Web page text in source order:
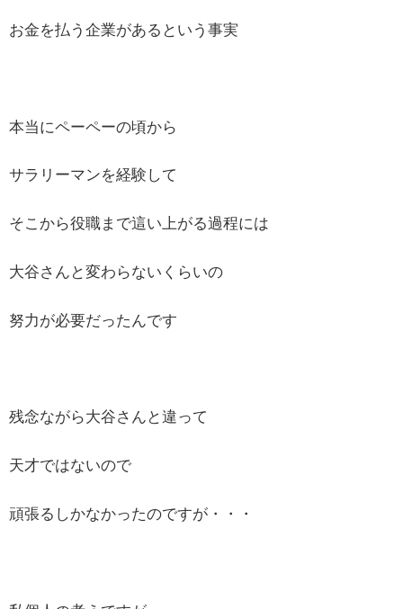
お金を払う企業があるという事実
本当にペーペーの頃から
サラリーマンを経験して
そこから役職まで這い上がる過程には
大谷さんと変わらないくらいの
努力が必要だったんです
残念ながら大谷さんと違って
天才ではないので
頑張るしかなかったのですが・・・